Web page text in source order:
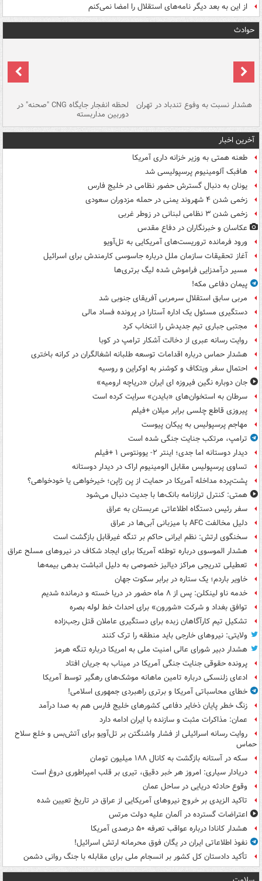
از این به بعد دیگر نامه‌های استقلال را امضا نمی‌کنم
حوادث
هشدار نسبت به وفوع تندباد در تهران لحظه انفجار جایگاه CNG "صحنه" در
دوربین مداربسته
آخرین اخبار
طعنه همتی به وزیر خزانه داری آمریکا
هافبک آلومینیوم پرسپولیسی شد
یونان به دنبال گسترش حضور نظامی در خلیج فارس
زخمی شدن ۴ شهروند یمنی در حمله مزدوران سعودی
زخمی شدن ۳ نظامی لبنانی در زوطر غربی
عکاسان و خبرنگاران در دفاع مقدس
ورود فرمانده تروریست‌های آمریکایی به تل‌آویو
آغاز تحقیقات سازمان ملل درباره جاسوسی کارمندش برای اسرائیل
مسیر درآمدزایی فراموش شده لیگ برتری‌ها
پیمان دفاعی مکه!
مربی سابق استقلال سرمربی آفریقای جنوبی شد
دستگیری مسئول یک اداره آستارا در پرونده فساد مالی
مجتبی جباری تیم جدیدش را انتخاب کرد
روایت رسانه عبری از دخالت آشکار ترامپ در کوبا
هشدار حماس درباره اقدامات توسعه طلبانه اشغالگران در کرانه باختری
احتمال سفر ویتکاف و کوشنر به اوکراین و روسیه
جان دوباره نگین فیروزه ای ایران «دریاچه ارومیه»
سرطان به استخوان‌های «بایدن» سرایت کرده است
پیروزی قاطع چلسی برابر میلان +فیلم
مهاجم پرسپولیس به پیکان پیوست
ترامپ، مرتکب جنایت جنگی شده است
دیدار دوستانه اما جدی؛ اینتر ۲- یوونتوس ۱ +فیلم
تساوی پرسپولیس مقابل الومینیوم اراک در دیدار دوستانه
پشت‌پرده مداخله آمریکا در حمایت از یِن ژاپن؛ خیرخواهی یا خودخواهی؟
همتی: کنترل ترازنامه بانک‌ها با جدیت دنبال می‌شود
سفر رئیس دستگاه اطلاعاتی عربستان به عراق
دلیل مخالفت AFC با میزبانی آبی‌ها در عراق
سخنگوی ارتش: نظم ایرانی حاکم بر تنگه غیرقابل بازگشت است
هشدار الموسوی درباره توطئه آمریکا برای ایجاد شکاف در نیروهای مسلح عراق
تعطیلی تدریجی مراکز دیالیز خصوصی به دلیل انباشت بدهی بیمه‌ها
خاویر باردم؛ یک ستاره در برابر سکوت جهان
خدمه ناو لینکلن: پس از ۸ ماه حضور در دریا خسته و درمانده‌ شدیم
توافق بغداد و شرکت «شورون» برای احداث خط لوله بصره
تشکیل تیم کارآگاهان زبده برای دستگیری عاملان قتل رجب‌زاده
ولایتی: نیروهای خارجی باید منطقه را ترک کنند
هشدار دبیر شورای عالی امنیت ملی به امریکا درباره تنگه هرمز
پرونده حقوقی جنایت جنگی آمریکا در میناب به جریان افتاد
ادعای زلنسکی درباره تامین ماهانه موشک‌های رهگیر توسط آمریکا
خطای محاسباتی آمریکا و برتری راهبردی جمهوری اسلامی!
زنگ خطر پایان ذخایر دفاعی کشورهای خلیج فارس هم به صدا درآمد
عمان: مذاکرات مثبت و سازنده با ایران ادامه دارد
روایت رسانه اسرائیلی از فشار واشنگتن بر تل‌آویو برای آتش‌بس و خلع سلاح
حماس
سکه در آستانه بازگشت به کانال ۱۸۸ میلیون تومان
دریادار سیاری: امروز هر خبر دقیق، تیری بر قلب امپراطوری دروغ است
وقوع حادثه دریایی در ساحل عمان
تاکید الزیدی بر خروج نیروهای آمریکایی از عراق در تاریخ تعیین شده
اعتراضات گسترده در آلمان علیه دولت مرتس
هشدار کانادا درباره عواقب تعرفه ۵۰ درصدی آمریکا
نفوذ اطلاعاتی ایران در یگان فوق محرمانه ارتش اسرائیل!
تأکید دادستان کل کشور بر انسجام ملی برای مقابله با جنگ روانی دشمن